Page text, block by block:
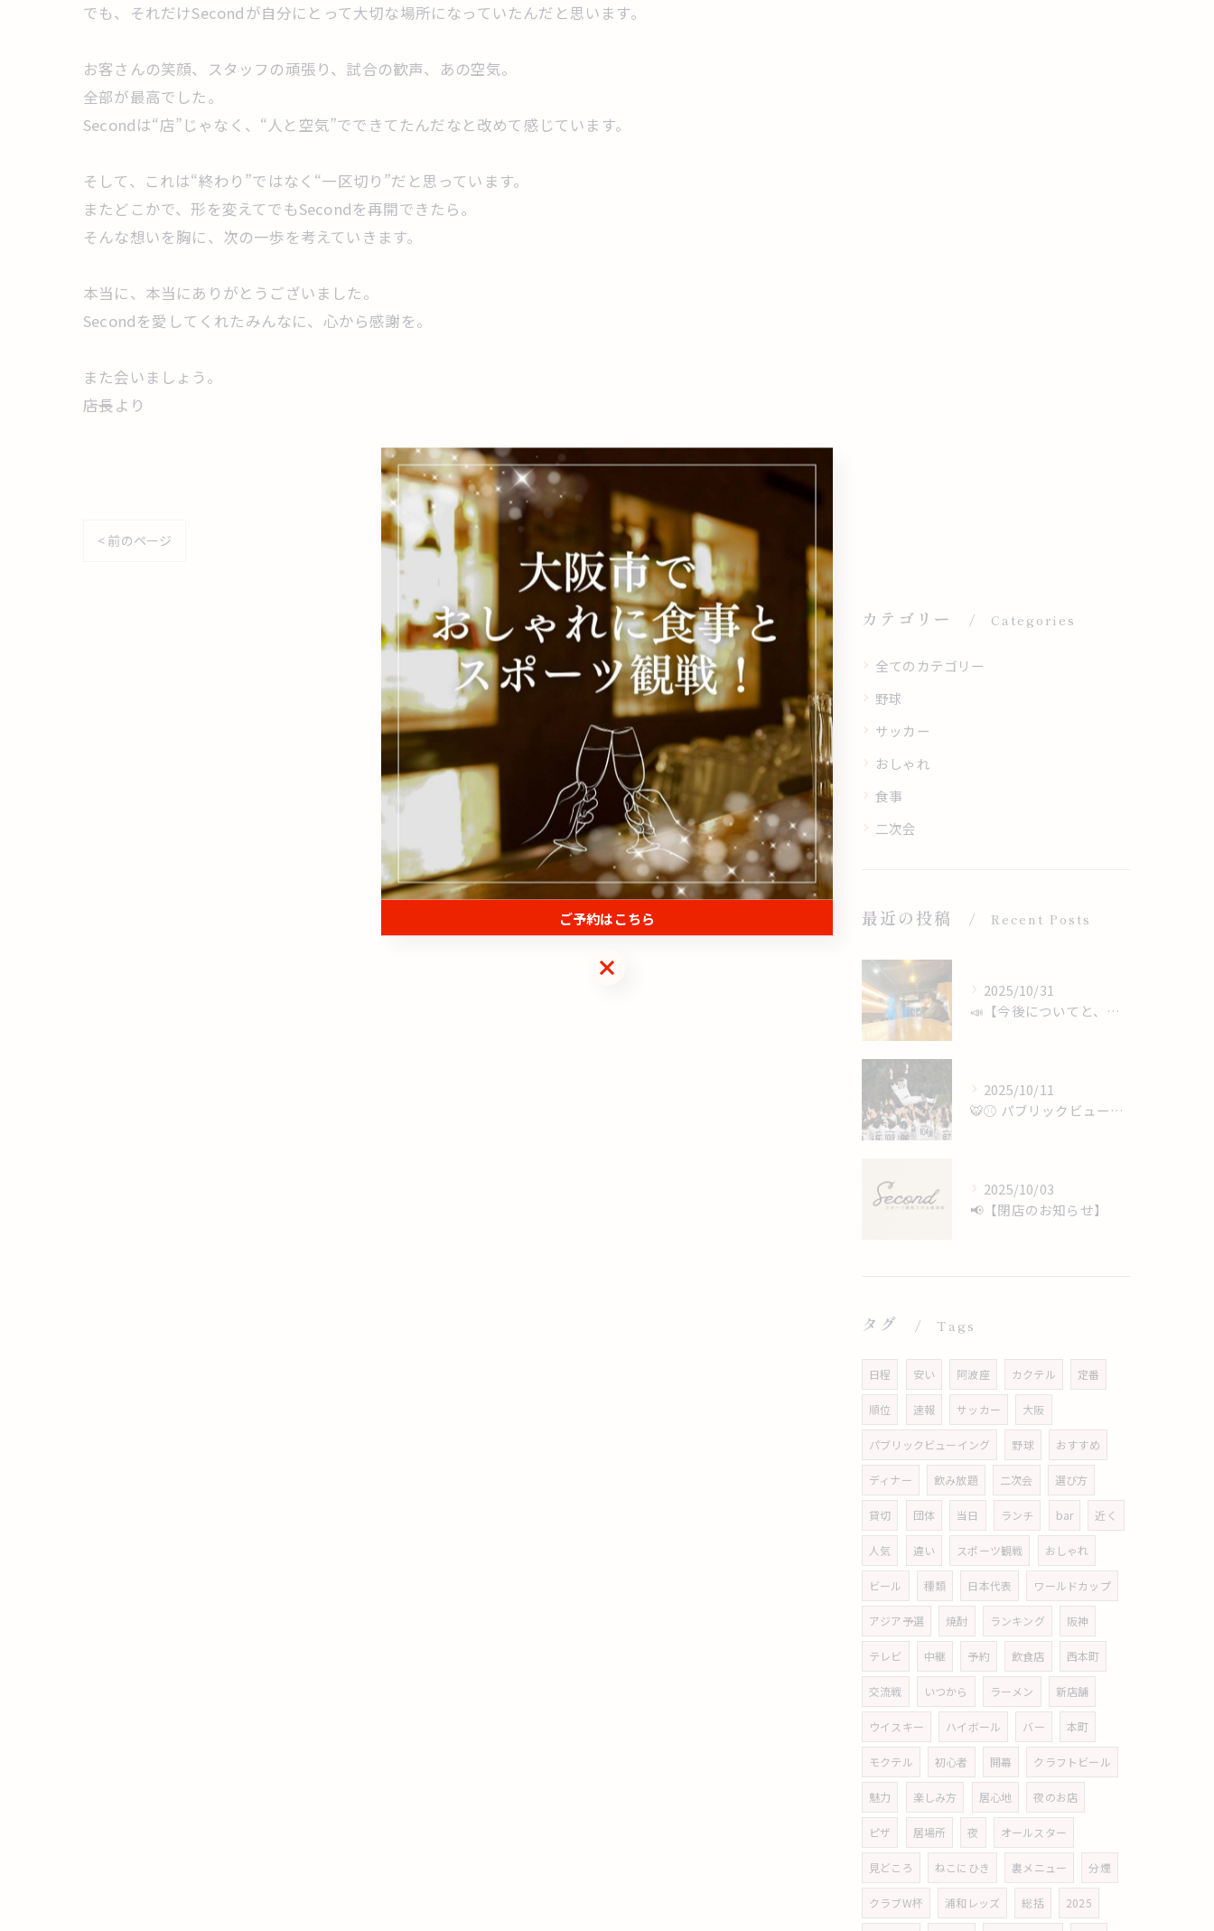
でも、それだけSecondが自分にとって大切な場所になっていたんだと思います。
お客さんの笑顔、スタッフの頑張り、試合の歓声、あの空気。
全部が最高でした。
Secondは“店”じゃなく、“人と空気”でできてたんだなと改めて感じています。
そして、これは“終わり”ではなく“一区切り”だと思っています。
またどこかで、形を変えてでもSecondを再開できたら。
そんな想いを胸に、次の一歩を考えていきます。
本当に、本当にありがとうございました。
Secondを愛してくれたみんなに、心から感謝を。
また会いましょう。
――店長より
< 前のページ 一覧に戻る
カテゴリー Categories
全てのカテゴリー
野球
サッカー
おしゃれ
食事
二次会
最近の投稿 Recent Posts
2025/10/31
📣【今後についてと、心からのありがとうを】
2025/10/11
🐯⚾️ パブリックビューイング開催 ⚾️🐯
2025/10/03
📢【閉店のお知らせ】
タグ Tags
日程 安い 阿波座 カクテル 定番
順位 速報 サッカー 大阪
パブリックビューイング 野球 おすすめ
ディナー 飲み放題 二次会 選び方
貸切 団体 当日 ランチ bar 近く
人気 違い スポーツ観戦 おしゃれ
ビール 種類 日本代表 ワールドカップ
アジア予選 焼酎 ランキング 阪神
テレビ 中継 予約 飲食店 西本町
交流戦 いつから ラーメン 新店舗
ウイスキー ハイボール バー 本町
モクテル 初心者 開幕 クラフトビール
魅力 楽しみ方 居心地 夜のお店
ピザ 居場所 夜 オールスター
見どころ ねこにひき 裏メニュー 分煙
クラブW杯 浦和レッズ 総括 2025
ご予約はこちら
ご予約はこちら